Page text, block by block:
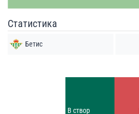
Статистика
Бетис
В створ